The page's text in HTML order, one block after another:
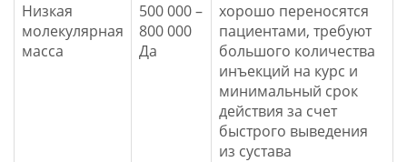
Низкая
молекулярная
масса
500 000 –
800 000
Да
хорошо переносятся
пациентами, требуют
большого количества
инъекций на курс и
минимальный срок
действия за счет
быстрого выведения
из сустава